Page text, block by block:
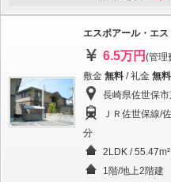
エスポアール・エ
6.5万円 (管理
敷金 無料 / 礼金 無料
長崎県佐世保
ＪＲ佐世保線/
分
2LDK / 55.47m²
1階/地上2階建